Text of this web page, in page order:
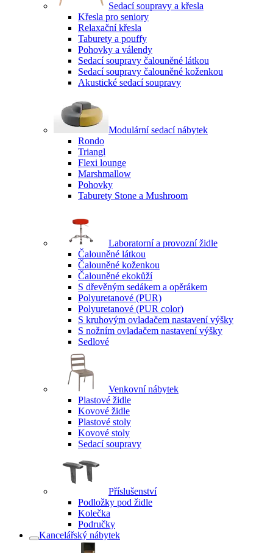
Sedací soupravy a křesla
Křesla pro seniory
Relaxační křesla
Taburety a pouffy
Pohovky a válendy
Sedací soupravy čalouněné látkou
Sedací soupravy čalouněné koženkou
Akustické sedací soupravy
Modulární sedací nábytek
Rondo
Triangl
Flexi lounge
Marshmallow
Pohovky
Taburety Stone a Mushroom
Laboratorní a provozní židle
Čalouněné látkou
Čalouněné koženkou
Čalouněné ekokůží
S dřevěným sedákem a opěrákem
Polyuretanové (PUR)
Polyuretanové (PUR color)
S kruhovým ovladačem nastavení výšky
S nožním ovladačem nastavení výšky
Sedlové
Venkovní nábytek
Plastové židle
Kovové židle
Plastové stoly
Kovové stoly
Sedací soupravy
Příslušenství
Podložky pod židle
Kolečka
Područky
Kancelářský nábytek